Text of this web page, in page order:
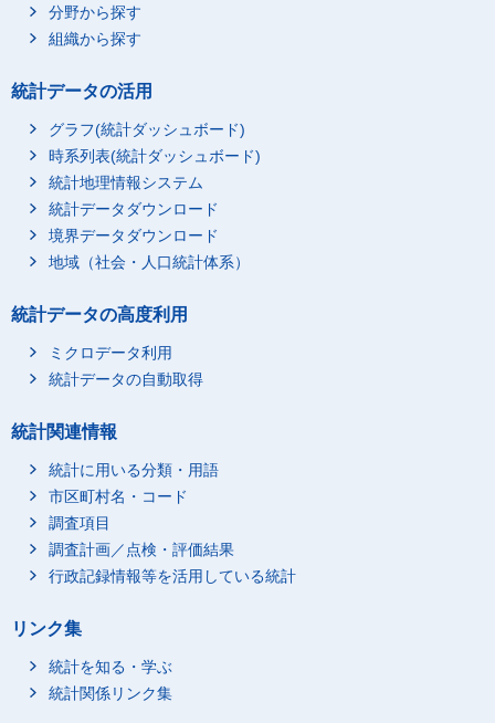
分野から探す
組織から探す
統計データの活用
グラフ(統計ダッシュボード)
時系列表(統計ダッシュボード)
統計地理情報システム
統計データダウンロード
境界データダウンロード
地域（社会・人口統計体系）
統計データの高度利用
ミクロデータ利用
統計データの自動取得
統計関連情報
統計に用いる分類・用語
市区町村名・コード
調査項目
調査計画／点検・評価結果
行政記録情報等を活用している統計
リンク集
統計を知る・学ぶ
統計関係リンク集